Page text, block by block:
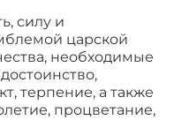
силу и
царской
необходимые
терпение, а также
процветание,